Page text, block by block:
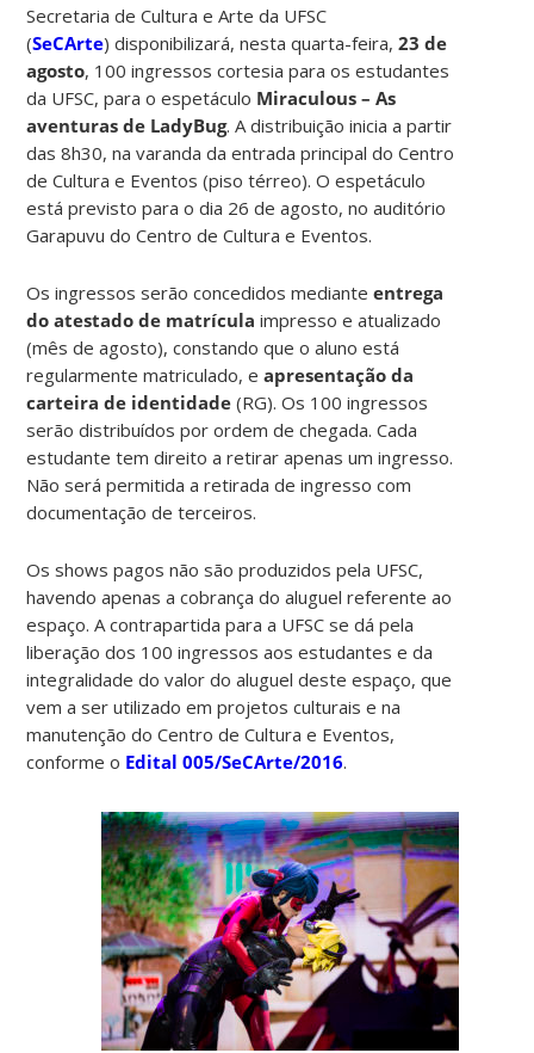
Secretaria de Cultura e Arte da UFSC
(SeCArte) disponibilizará, nesta quarta-feira,23 de
agosto, 100 ingressos cortesia para os estudantes
da UFSC, para o espetáculo Miraculous – As
aventuras de LadyBug. A distribuição inicia a partir
das 8h30, na varanda da entrada principal do Centro
de Cultura e Eventos (piso térreo). O espetáculo
está previsto para o dia 26 de agosto, no auditório
Garapuvu do Centro de Cultura e Eventos.
Os ingressos serão concedidos medianteentrega
do atestado de matrícula impresso e atualizado
(mês de agosto), constando que o aluno está
regularmente matriculado, eapresentação da
carteira de identidade (RG). Os 100 ingressos
serão distribuídos por ordem de chegada. Cada
estudante tem direito a retirar apenas um ingresso.
Não será permitida a retirada de ingresso com
documentação de terceiros.
Os shows pagos não são produzidos pela UFSC,
havendo apenas a cobrança do aluguel referente ao
espaço. A contrapartida para a UFSC se dá pela
liberação dos 100 ingressos aos estudantes e da
integralidade do valor do aluguel deste espaço, que
vem a ser utilizado em projetos culturais e na
manutenção do Centro de Cultura e Eventos,
conforme o Edital 005/SeCArte/2016.